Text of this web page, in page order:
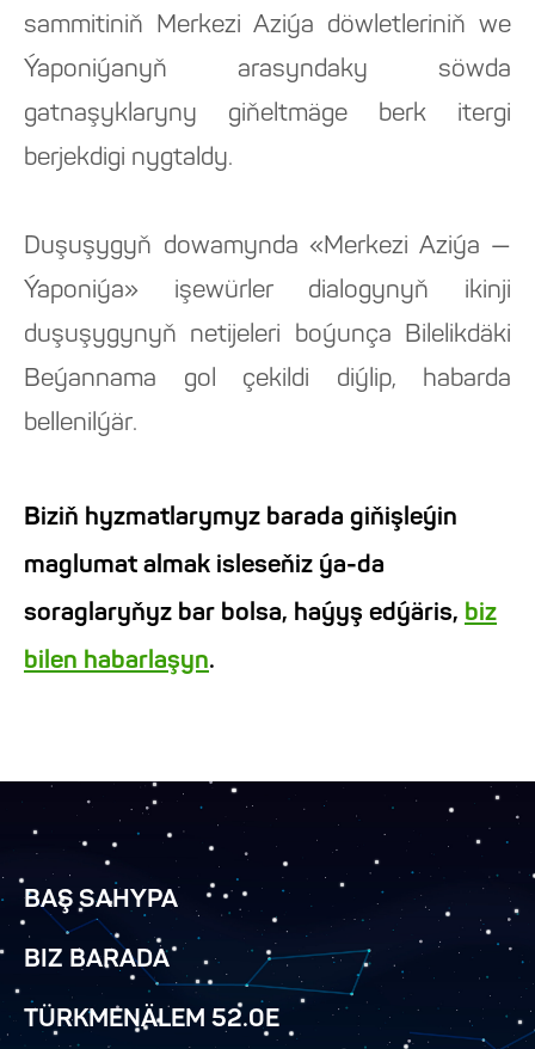
sammitiniň Merkezi Aziýa döwletleriniň we
Ýaponiýanyň arasyndaky söwda
gatnaşyklaryny giňeltmäge berk itergi
berjekdigi nygtaldy.
Duşuşygyň dowamynda «Merkezi Aziýa —
Ýaponiýa» işewürler dialogynyň ikinji
duşuşygynyň netijeleri boýunça Bilelikdäki
Beýannama gol çekildi diýlip, habarda
bellenilýär.
Biziň hyzmatlarymyz barada giňişleýin
maglumat almak isleseňiz ýa-da
soraglaryňyz bar bolsa, haýyş edýäris, biz
bilen habarlaşyn.
BAŞ SAHYPA
BIZ BARADA
TÜRKMENÄLEM 52.0E